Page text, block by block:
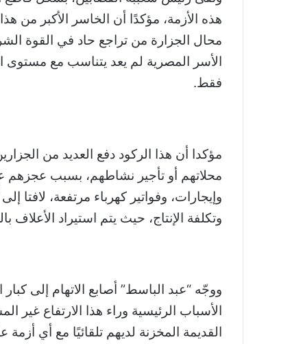
هذه الأزمة، مؤكدًا أن الخاسر الأكبر من
محال الجزارة من تراجع حاد في القوة
الأسر المصرية لم يعد يتناسب مع مستوى
فقط.
مؤكدا أن هذا الركود دفع العديد من
محلاتهم أو تأجير نشاطهم، بسبب عجزهم
وإيجارات، وفواتير كهرباء مرتفعة، لافتا
وتكلفة الإنتاج، حيث يتم استيراد الأعلاف
ووجّه “عبد الباسط” أصابع الاتهام إلى
الأسباب الرئيسية وراء هذا الارتفاع
القديمة المخزنة لديهم تلقائيًا مع أي